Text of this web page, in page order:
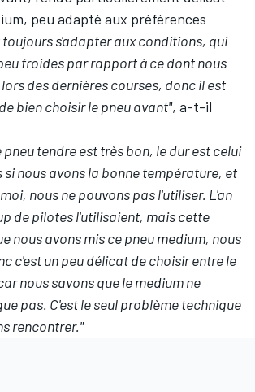
peu adapté aux préférences
toujours s'adapter aux conditions, qui
froides par rapport à ce dont nous
des dernières courses, donc il est
bien choisir le pneu avant", a-t-il
pneu tendre est très bon, le dur est celui
si nous avons la bonne température, et
nous ne pouvons pas l'utiliser. L'an
de pilotes l'utilisaient, mais cette
nous avons mis ce pneu medium, nous
c'est un peu délicat de choisir entre le
nous savons que le medium ne
pas. C'est le seul problème technique
rencontrer."